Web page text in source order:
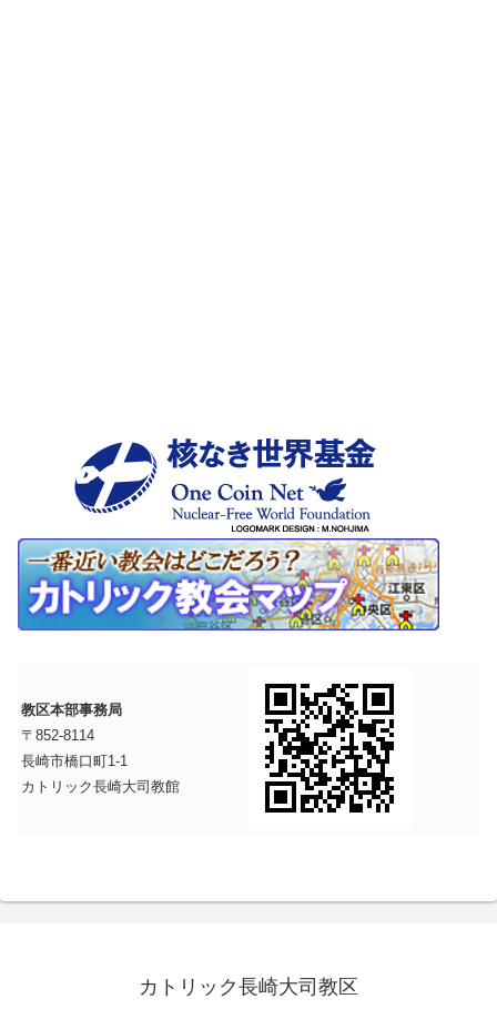
教区本部事務局
〒852-8114
長崎市橋口町1-1
カトリック長崎大司教館
カトリック長崎大司教区